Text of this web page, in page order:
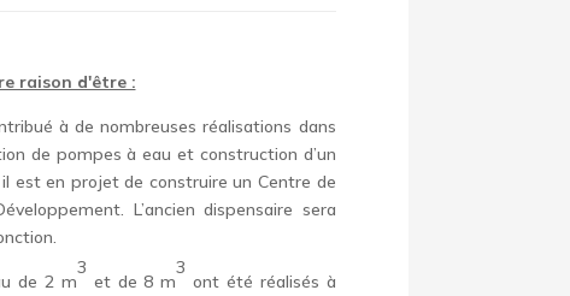
raison d'être :
à de nombreuses réalisations dans
de pompes à eau et construction d’un
est en projet de construire un Centre de
L’ancien dispensaire sera
de 2 m
3
et de 8 m
3
ont été réalisés à